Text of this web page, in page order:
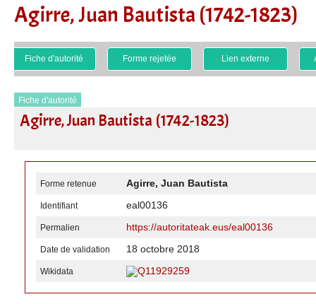
Agirre, Juan Bautista (1742-1823)
Fiche d'autorité Forme rejetée Lien externe
Fiche d'autorité
Agirre, Juan Bautista (1742-1823)
Forme retenue Agirre, Juan Bautista
Identifiant eal00136
Permalien https://autoritateak.eus/eal00136
Date de validation 18 octobre 2018
Wikidata Q11929259